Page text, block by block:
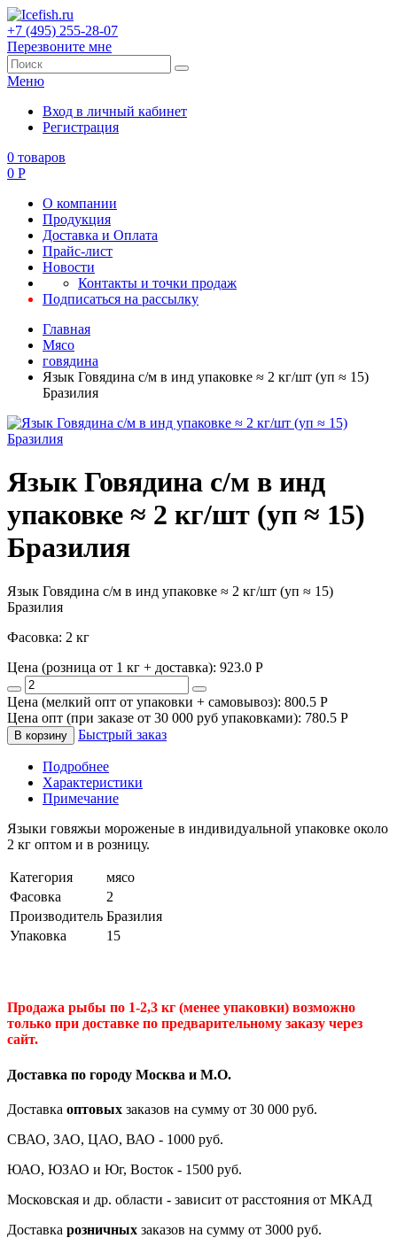
+7 (495) 255-28-07
Перезвоните мне
Меню
Вход в личный кабинет
Регистрация
0 товаров
0 Р
О компании
Продукция
Доставка и Оплата
Прайс-лист
Новости
Контакты и точки продаж
Подписаться на рассылку
Главная
Мясо
говядина
Язык Говядина с/м в инд упаковке ≈ 2 кг/шт (уп ≈ 15)
Бразилия
Язык Говядина с/м в инд
упаковке ≈ 2 кг/шт (уп ≈ 15)
Бразилия
Язык Говядина с/м в инд упаковке ≈ 2 кг/шт (уп ≈ 15)
Бразилия
Фасовка: 2 кг
Цена (розница от 1 кг + доставка): 923.0 P
Цена (мелкий опт от упаковки + самовывоз): 800.5 P
Цена опт (при заказе от 30 000 руб упаковками): 780.5 P
В корзину Быстрый заказ
Подробнее
Характеристики
Примечание
Языки говяжьи мороженые в индивидуальной упаковке около
2 кг оптом и в розницу.
Категория
мясо
Фасовка
2
Производитель Бразилия
Упаковка
15
Продажа рыбы по 1-2,3 кг (менее упаковки) возможно
только при доставке по предварительному заказу через
сайт.
Доставка по городу Москва и М.О.
Доставка оптовых заказов на сумму от 30 000 руб.
СВАО, ЗАО, ЦАО, ВАО - 1000 руб.
ЮАО, ЮЗАО и Юг, Восток - 1500 руб.
Московская и др. области - зависит от расстояния от МКАД
Доставка розничных заказов на сумму от 3000 руб.